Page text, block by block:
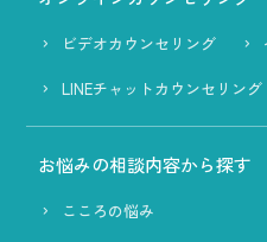
ビデオカウンセリング
LINEチャットカウンセリング
お悩みの相談内容から探す
こころの悩み